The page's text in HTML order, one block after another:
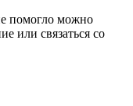
помогло можно
или связаться со